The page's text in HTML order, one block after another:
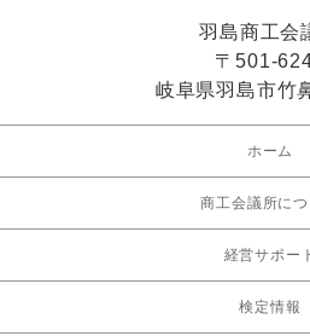
羽島商工会
〒501-
岐阜県羽島市竹
ホーム
商工会議所に
経営サポー
検定情報